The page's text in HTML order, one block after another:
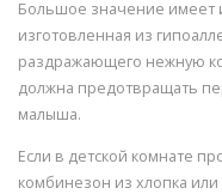
Большое значение имеет
изготовленная из
раздражающего нежную
должна предотвращать
малыша.
Если в детской комнате
комбинезон из хлопка